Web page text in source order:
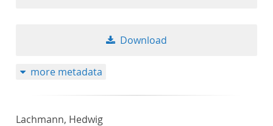
Download
more metadata
Lachmann, Hedwig